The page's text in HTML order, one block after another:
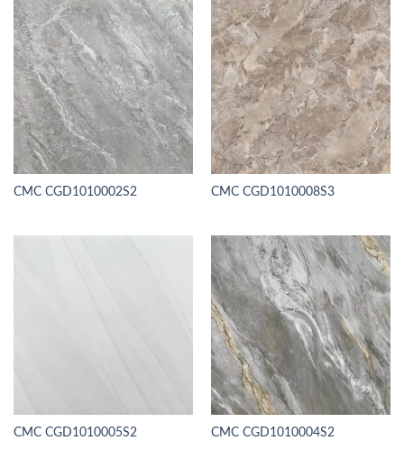
CMC CGD1010002S2 CMC CGD1010008S3
CMC CGD1010005S2 CMC CGD1010004S2